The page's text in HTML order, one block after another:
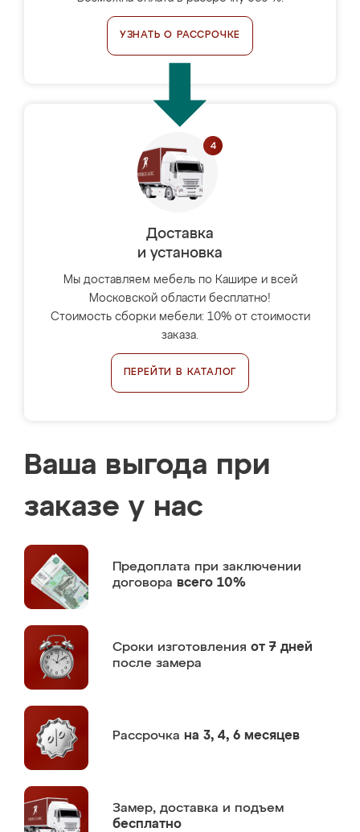
УЗНАТЬ О РАССРОЧКЕ
Доставка
и установка
Мы доставляем мебель по Кашире и всей
Московской области бесплатно!
Стоимость сборки мебели: 10% от стоимости
заказа.
ПЕРЕЙТИ В КАТАЛОГ
Ваша выгода при
заказе у нас
Предоплата при заключении
договора всего 10%
Сроки изготовления от 7 дней
после замера
Рассрочка на 3, 4, 6 месяцев
Замер, доставка и подъем
бесплатно